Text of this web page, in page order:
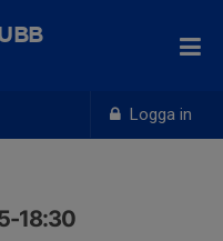
Logga in
18:30